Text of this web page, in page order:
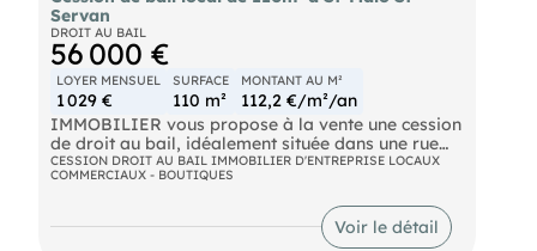
Servan
DROIT AU BAIL
56 000 €
LOYER MENSUEL
1 029 €
SURFACE
110 m²
MONTANT AU M²
112,2 €/m²/an
IMMOBILIER vous propose à la vente une cession
de droit au bail, idéalement située dans une rue
passante et commerçante du secteur de Saint-
Servan à Saint-Malo. Ce local bénéficie d'un
emplacement stratégique offrant une excellente
visibilité et un flux régulier de clientèle. Les locaux
disposent d'une surface de vente agréable,
CESSION DROIT AU BAIL IMMOBILIER D'ENTREPRISE LOCAUX
COMMERCIAUX - BOUTIQUES
Voir le détail